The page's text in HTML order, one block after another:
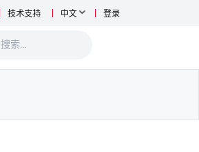
技术支持 中文 登录
0